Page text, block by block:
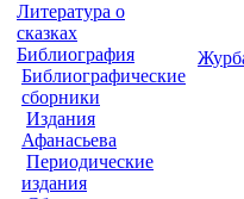
Литература о
сказках
Библиография
Библиографические
сборники
Издания
Афанасьева
Периодические
издания